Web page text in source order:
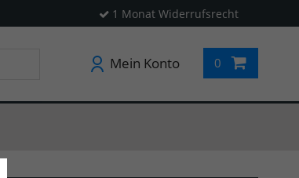
1 Monat Widerrufsrecht
0
Mein Konto